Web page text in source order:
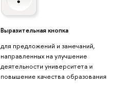
Выразительная кнопка
для предложений и замечаний,
направленных на улучшение
деятельности университета и
повышение качества образования